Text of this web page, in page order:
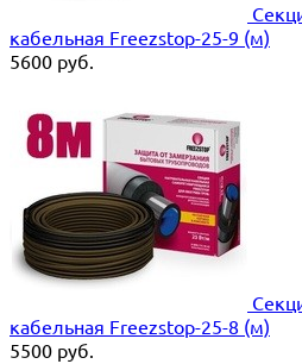
кабельная Freezstop-25-9 (м)
5600 руб.
кабельная Freezstop-25-8 (м)
5500 руб.